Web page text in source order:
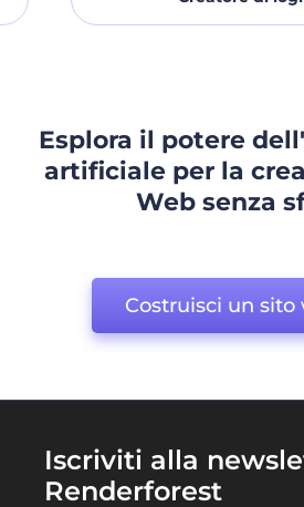
Esplora il potere
artificiale per la
Web senza
Costruisci un sito
Iscriviti alla
Renderforest